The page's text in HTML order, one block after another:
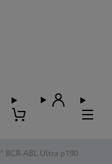
BCR-ABL Ultra p190